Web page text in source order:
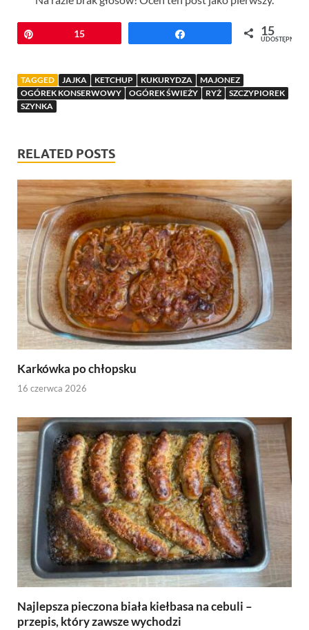
Przypnij15 15
UDOSTĘPNIEŃ
TAGGED JAJKA KETCHUP KUKURYDZA
MAJONEZ
OGÓREK KONSERWOWY
OGÓREK ŚWIEŻY RYŻ
SZCZYPIOREK
SZYNKA
RELATED POSTS
Karkówka po chłopsku
16 czerwca 2026
Najlepsza pieczona biała kiełbasa na cebuli –
przepis, który zawsze wychodzi